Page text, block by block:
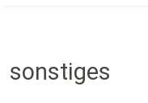
sonstiges